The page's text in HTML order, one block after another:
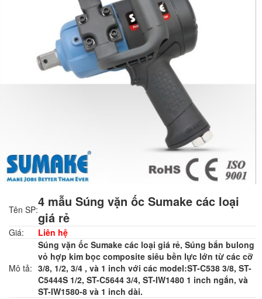
Tên SP:4 mẫu Súng vặn ốc Sumake các loại
giá rẻ
Giá: Liên hệ
Mô tả:
Súng vặn ốc Sumake các loại giá rẻ, Súng bắn bulong
vỏ hợp kim bọc composite siêu bền lực lớn từ các cỡ
3/8, 1/2, 3/4 , và 1 inch với các model:ST-C538 3/8, ST-
C5444S 1/2, ST-C5644 3/4, ST-IW1480 1 inch ngắn, và
ST-IW1580-8 và 1 inch dài.